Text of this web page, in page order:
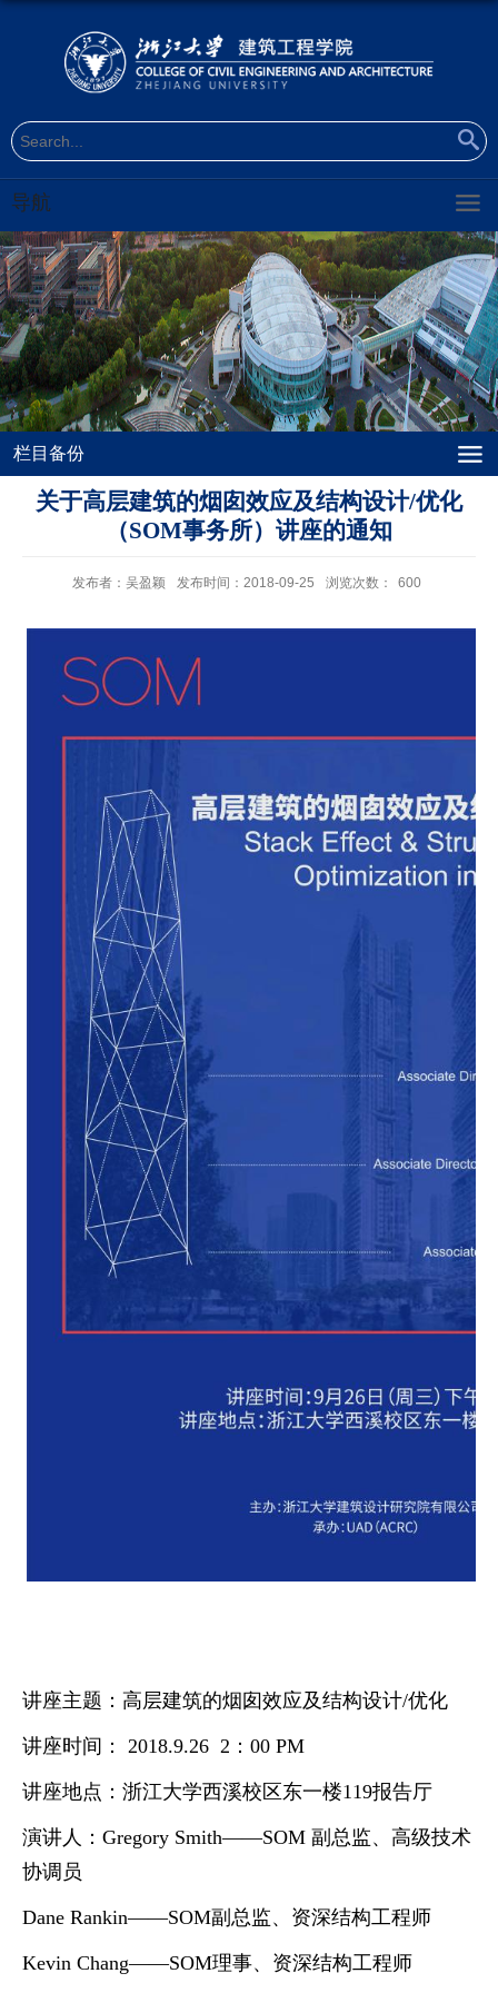
导航
栏目备份
关于高层建筑的烟囱效应及结构设计/优化
（SOM事务所）讲座的通知
发布者：吴盈颖 发布时间：2018-09-25 浏览次数： 600
讲座主题 ：高层建筑的烟囱效应及结构设计/优化
讲座时间 ： 2018.9.26 2 ： 00 PM
讲座地点 ： 浙江大学西溪校区东一楼119报告厅
演讲人 ： Gregory Smith——SOM 副总监、高级技术
协调员
Dane Rankin——SOM副总监、资深结构工程师
Kevin Chang——SOM理事、资深结构工程师